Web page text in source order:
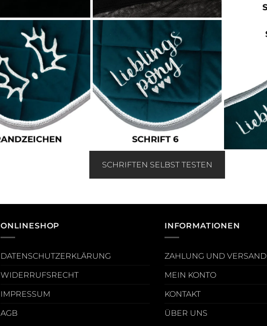
SCHRIFTEN SELBST TESTEN
ONLINESHOP
DATENSCHUTZERKLÄRUNG
WIDERRUFSRECHT
IMPRESSUM
AGB
INFORMATIONEN
ZAHLUNG UND VERSAND
MEIN KONTO
KONTAKT
ÜBER UNS